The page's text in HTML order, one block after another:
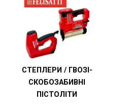
СТЕПЛЕРИ / ГВОЗІ-
СКОБОЗАБИВНІ
ПІСТОЛІТИ